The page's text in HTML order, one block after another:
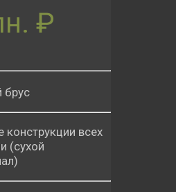
₽
брус
всех
(сухой